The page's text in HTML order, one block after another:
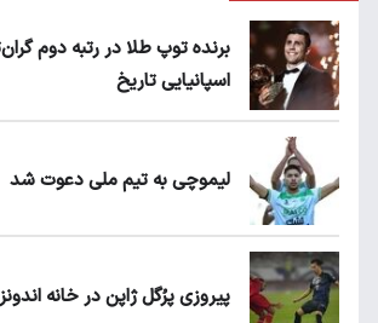
برنده توپ طلا در رتبه دوم
اسپانیایی تاریخ
لیموچی به تیم ملی دعوت شد
پیروزی پرُگل ژاپن در خانه